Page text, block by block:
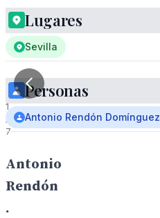
1
/
7
Antonio
Rendón
.
Lugares
Sevilla
Personas
Antonio Rendón Domínguez